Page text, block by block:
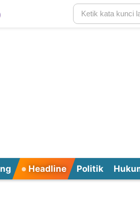
Headline Politik